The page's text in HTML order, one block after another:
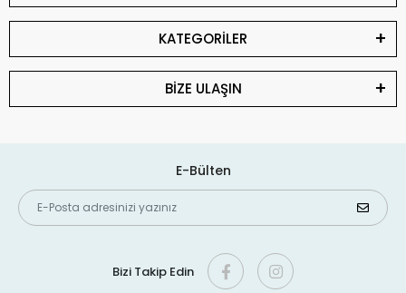
KATEGORİLER
BİZE ULAŞIN
E-Bülten
Bizi Takip Edin